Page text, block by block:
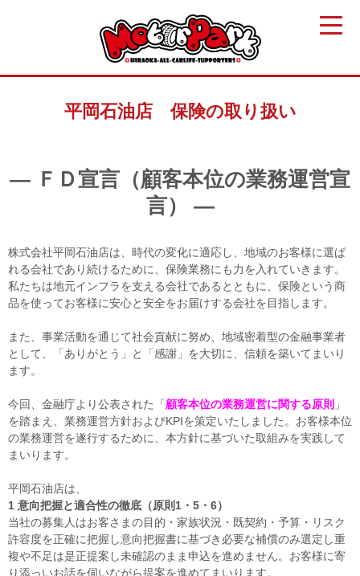
平岡石油店 保険の取り扱い
― ＦＤ宣言（顧客本位の業務運営宣
言） ―
株式会社平岡石油店は、時代の変化に適応し、地域のお客様に選ば
れる会社であり続けるために、保険業務にも力を入れていきます。
私たちは地元インフラを支える会社であるとともに、保険という商
品を使ってお客様に安心と安全をお届けする会社を目指します。
また、事業活動を通じて社会貢献に努め、地域密着型の金融事業者
として、「ありがとう」と「感謝」を大切に、信頼を築いてまいり
ます。
今回、金融庁より公表された「 顧客本位の業務運営に関する原則 」
を踏まえ、業務運営方針およびKPIを策定いたしました。お客様本位
の業務運営を遂行するために、本方針に基づいた取組みを実践して
まいります。
平岡石油店は、
1 意向把握と適合性の徹底（原則1・5・6）
当社の募集人はお客さまの目的・家族状況・既契約・予算・リスク
許容度を正確に把握し意向把握書に基づき必要な補償のみ選定し重
複や不足は是正提案し未確認のまま申込を進めません。お客様に寄
り添っいお話を伺いながら提案を進めてまいります。